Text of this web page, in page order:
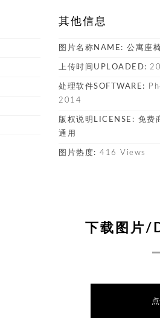
其他信息
图片名称NAME: 公寓座
上传时间UPLOADED:
处理软件SOFTWARE:
2014
版权说明LICENSE: 免费
通用
图片热度: 416 Views
下载图片